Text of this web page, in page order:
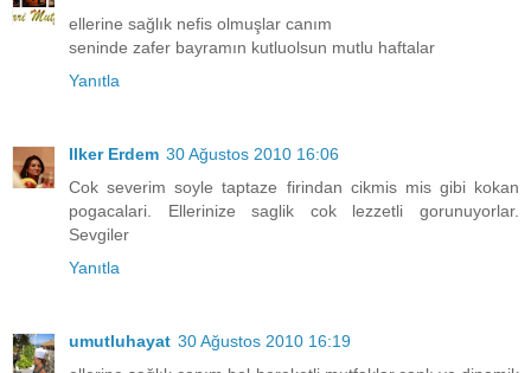
ellerine sağlık nefis olmuşlar canım
seninde zafer bayramın kutluolsun mutlu haftalar
Yanıtla
Ilker Erdem 30 Ağustos 2010 16:06
Cok severim soyle taptaze firindan cikmis mis gibi kokan
pogacalari. Ellerinize saglik cok lezzetli gorunuyorlar.
Sevgiler
Yanıtla
umutluhayat 30 Ağustos 2010 16:19